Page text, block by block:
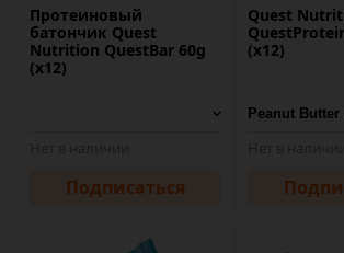
Протеиновый
батончик Quest
Nutrition QuestBar 60g
(х12)
Подписаться
Quest
(х12)